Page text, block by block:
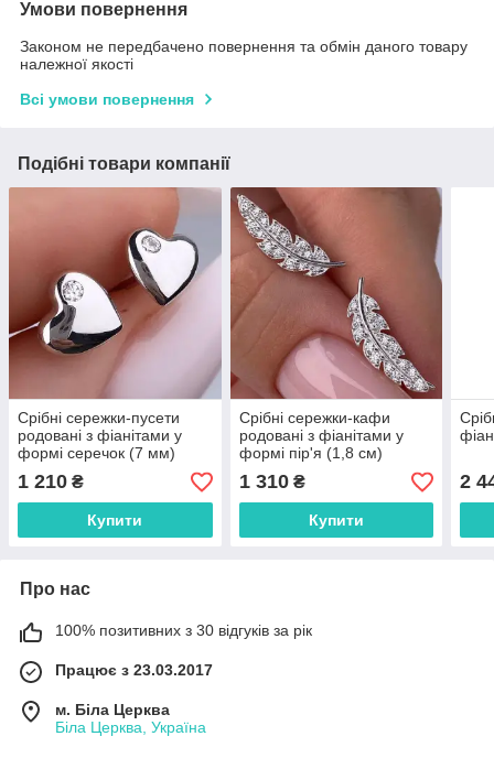
Умови повернення
Законом не передбачено повернення та обмін даного товару
належної якості
Всі умови повернення
Подібні товари компанії
Срібні сережки-пусети
родовані з фіанітами у
формі серечок (7 мм)
РН-276
1 210 ₴
Купити
Срібні сережки-кафи
родовані з фіанітами у
формі пір'я (1,8 см)
РН-440
1 310₴
Купити
2
Про нас
100% позитивних з 30 відгуків за рік
Працює з 23.03.2017
м. Біла Церква
Біла Церква, Україна